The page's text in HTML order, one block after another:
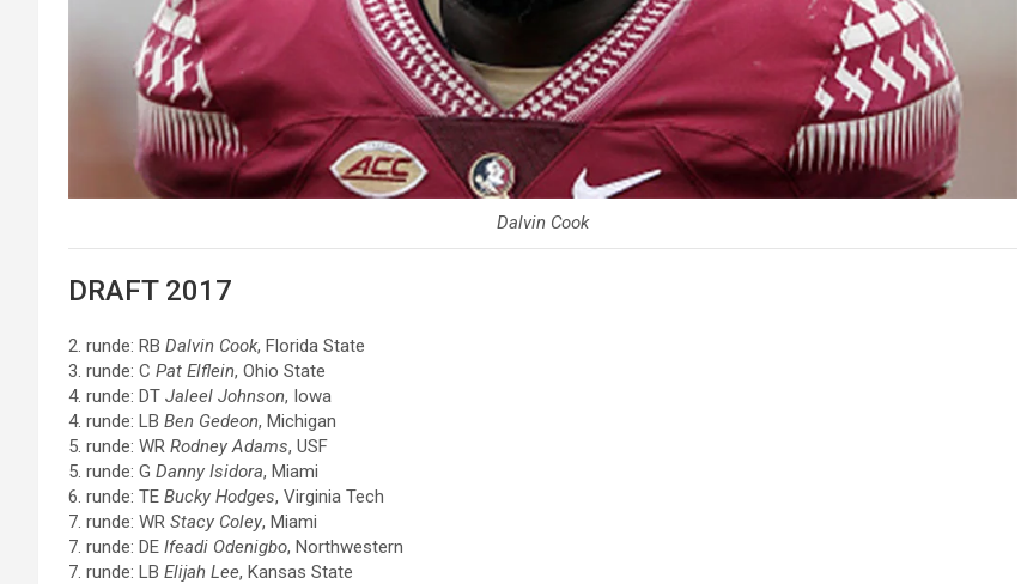
Dalvin Cook
DRAFT 2017
2. runde: RB Dalvin Cook, Florida State
3. runde: C Pat Elflein, Ohio State
4. runde: DT Jaleel Johnson, Iowa
4. runde: LB Ben Gedeon, Michigan
5. runde: WR Rodney Adams, USF
5. runde: G Danny Isidora, Miami
6. runde: TE Bucky Hodges, Virginia Tech
7. runde: WR Stacy Coley, Miami
7. runde: DE Ifeadi Odenigbo, Northwestern
7. runde: LB Elijah Lee, Kansas State